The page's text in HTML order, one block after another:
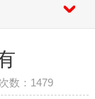
数：1479